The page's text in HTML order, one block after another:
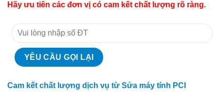
Hãy ưu tiên các đơn vị có cam kết chất lượng rõ ràng.
Cam kết chất lượng dịch vụ từ Sửa máy tính PCI